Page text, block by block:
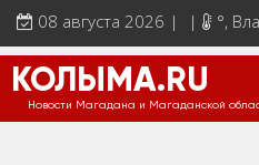
08 августа 2026 | | °,
КОЛЫМА.RU
Новости Магадана и Магаданской